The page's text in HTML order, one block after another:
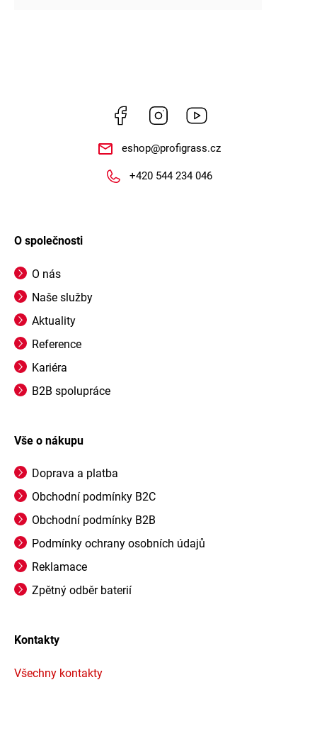
Facebook Instagram
eshop@profigrass.cz
+420 544 234 046
O společnosti
O nás
Naše služby
Aktuality
Reference
Kariéra
B2B spolupráce
Vše o nákupu
Doprava a platba
Obchodní podmínky B2C
Obchodní podmínky B2B
Podmínky ochrany osobních údajů
Reklamace
Zpětný odběr baterií
Kontakty
Všechny kontakty